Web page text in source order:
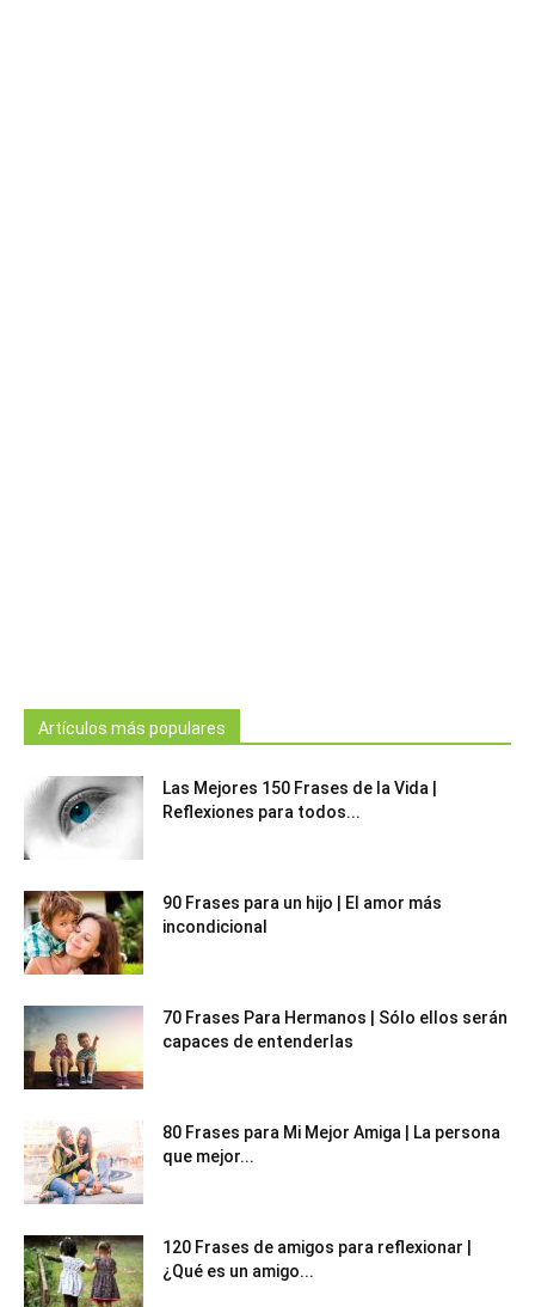
Artículos más populares
Las Mejores 150 Frases de la Vida |
Reflexiones para todos...
90 Frases para un hijo | El amor más
incondicional
70 Frases Para Hermanos | Sólo ellos serán
capaces de entenderlas
80 Frases para Mi Mejor Amiga | La persona
que mejor...
120 Frases de amigos para reflexionar |
¿Qué es un amigo...